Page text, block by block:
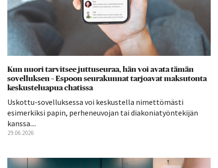
Kun nuori tarvitsee juttuseuraa, hän voi avata tämän
sovelluksen – Espoon seurakunnat tarjoavat maksutonta
keskusteluapua chatissa
Uskottu-sovelluksessa voi keskustella nimettömästi
esimerkiksi papin, perheneuvojan tai diakoniatyöntekijän
kanssa....
29.06.2026